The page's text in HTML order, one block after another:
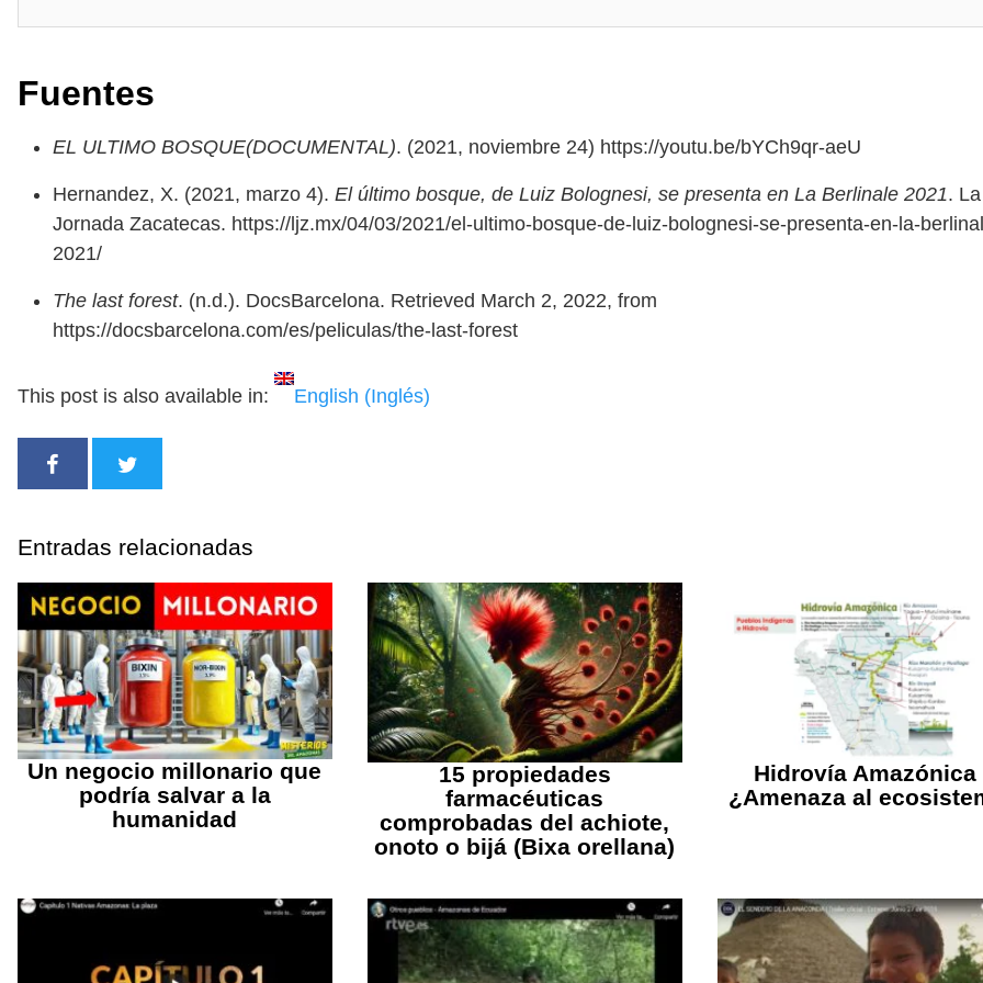
Fuentes
EL ULTIMO BOSQUE(DOCUMENTAL). (2021, noviembre 24) https://youtu.be/bYCh9qr-aeU
Hernandez, X. (2021, marzo 4). El último bosque, de Luiz Bolognesi, se presenta en La Berlinale 2021. La
Jornada Zacatecas. https://ljz.mx/04/03/2021/el-ultimo-bosque-de-luiz-bolognesi-se-presenta-en-la-
2021/
The last forest. (n.d.). DocsBarcelona. Retrieved March 2, 2022, from
https://docsbarcelona.com/es/peliculas/the-last-forest
This post is also available in: English (Inglés)
Entradas relacionadas
Un negocio millonario que
podría salvar a la
humanidad
15 propiedades
farmacéuticas
comprobadas del achiote,
onoto o bijá (Bixa orellana)
Hidrovía Amazónica
¿Amenaza al